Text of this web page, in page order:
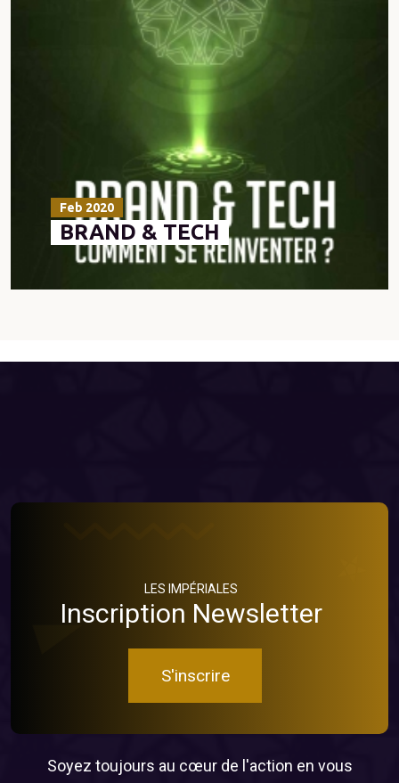
Feb 2020
BRAND & TECH
LES IMPÉRIALES
Inscription Newsletter
S'inscrire
Soyez toujours au cœur de l'action en vous